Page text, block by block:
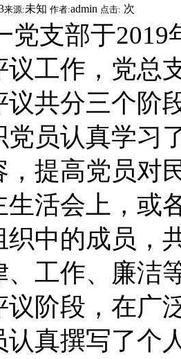
来源:未知 作者:admin 点击: 次
部于2019年
议工作，党总
议共分三个阶
党员认真学习
，提高党员对
生活会上，或
织中的成员，
、工作、廉洁
议阶段，在广
认真撰写了